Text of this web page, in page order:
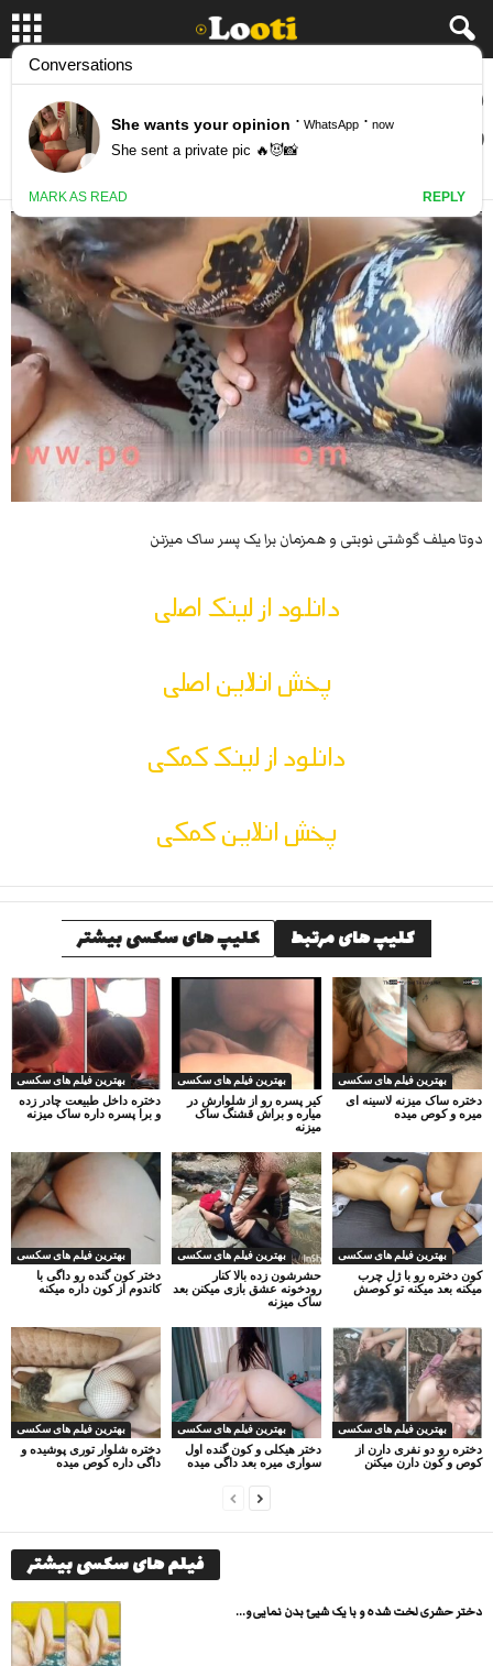
دوتا میلف گوشتی نوبتی و همزمان برا یک پسر
ساک میزنن
دوتا میلف گوشتی نوبتی و همزمان برا یک پسر ساک میزنن
دانلود از لینک اصلی
پخش انلاین اصلی
دانلود از لینک کمکی
پخش انلاین کمکی
کلیپ های مرتبط کلیپ های سکسی بیشتر
بهترین فیلم های سکسی
دختره داخل طبیعت چادر زده
و برا پسره داره ساک میزنه
بهترین فیلم های سکسی
کیر پسره رو از شلوارش در
میاره و براش قشنگ ساک
میزنه
بهترین فیلم های سکسی
دختره ساک میزنه لاسینه ای
میره و کوص میده
بهترین فیلم های سکسی
دختر کون گنده رو داگی با
کاندوم از کون داره میکنه
بهترین فیلم های سکسی
حشرشون زده بالا کنار
رودخونه عشق بازی میکنن بعد
ساک میزنه
بهترین فیلم های سکسی
کون دختره رو با ژل چرب
میکنه بعد میکنه تو کوصش
بهترین فیلم های سکسی
دختره شلوار توری پوشیده و
داگی داره کوص میده
بهترین فیلم های سکسی
دختر هیکلی و کون گنده اول
سواری میره بعد داگی میده
بهترین فیلم های سکسی
دختره رو دو نفری دارن از
کوص و کون دارن میکنن
فیلم های سکسی بیشتر
دختر حشری لخت شده و با یک شیئ بدن نمایی و...